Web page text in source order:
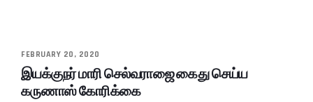
FEBRUARY 20, 2020
இயக்குநர் மாரி செல்வராஜை கைது செய்ய
கருணாஸ் கோரிக்கை